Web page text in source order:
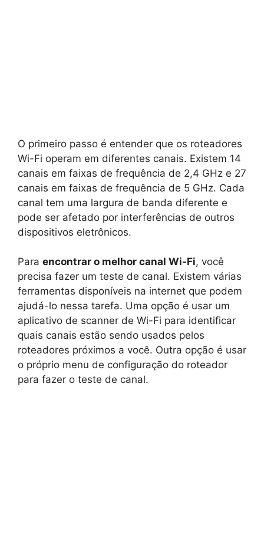
O primeiro passo é entender que os roteadores
Wi-Fi operam em diferentes canais. Existem 14
canais em faixas de frequência de 2,4 GHz e 27
canais em faixas de frequência de 5 GHz. Cada
canal tem uma largura de banda diferente e
pode ser afetado por interferências de outros
dispositivos eletrônicos.
Para encontrar o melhor canal Wi-Fi, você
precisa fazer um teste de canal. Existem várias
ferramentas disponíveis na internet que podem
ajudá-lo nessa tarefa. Uma opção é usar um
aplicativo de scanner de Wi-Fi para identificar
quais canais estão sendo usados pelos
roteadores próximos a você. Outra opção é usar
o próprio menu de configuração do roteador
para fazer o teste de canal.